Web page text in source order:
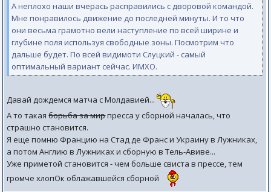
А неплохо наши вчерась расправились с дворовой командой.
Мне понравилось движение до последней минуты. И то что
они весьма грамотно вели наступление по всей ширине и
глубине поля используя свободные зоны. Посмотрим что
дальше будет. По всей видимоти Слуцкий - самый
оптимальный вариант сейчас. ИМХО.
Давай дождемся матча с Молдавией...
А то такаяборьба за мирпресса у сборной началась, что
страшно становится.
Я еще помню Францию на Стад де Франс и Украину в Лужниках,
а потом Англию в Лужниках и сборную в Тель-Авиве...
Уже приметой становится - чем больше свиста в прессе, тем
громче хлопОк облажавшейся сборной